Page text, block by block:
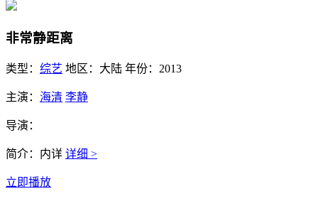
非常静距离
类型： 综艺 地区： 大陆 年份： 2013
主演： 海清 李静
导演：
简介： 内详 详细 >
立即播放